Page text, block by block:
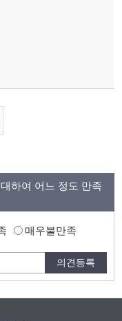
하여 어느 정도 만족
매우불만족